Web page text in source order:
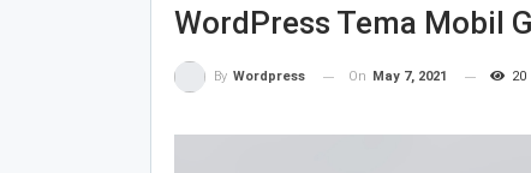
WordPress Tema Mobil
By Wordpress On May 7, 2021 20